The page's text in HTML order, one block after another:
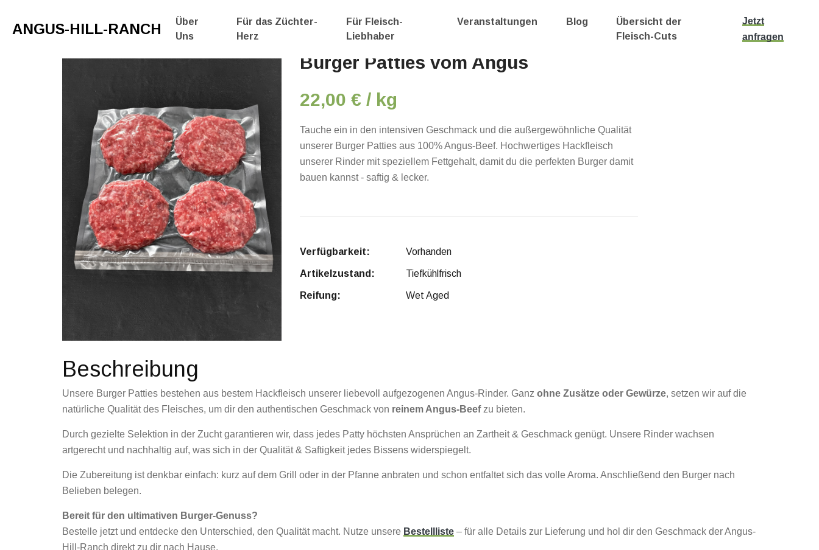
ANGUS-HILL-RANCH
Über
Uns
Für das Züchter-
Herz
Für Fleisch-
Liebhaber
Veranstaltungen Blog
Übersicht der
Fleisch-Cuts
Jetzt
anfragen
Burger Patties vom Angus
22,00 € / kg
Tauche ein in den intensiven Geschmack und die außergewöhnliche Qualität
unserer Burger Patties aus 100% Angus-Beef. Hochwertiges Hackfleisch
unserer Rinder mit speziellem Fettgehalt, damit du die perfekten Burger damit
bauen kannst - saftig & lecker.
Verfügbarkeit: Vorhanden
Artikelzustand: Tiefkühlfrisch
Reifung: Wet Aged
Beschreibung
Unsere Burger Patties bestehen aus bestem Hackfleisch unserer liebevoll aufgezogenen Angus-Rinder. Ganz ohne Zusätze oder Gewürze, setzen wir auf die
natürliche Qualität des Fleisches, um dir den authentischen Geschmack von reinem Angus-Beefzu bieten.
Durch gezielte Selektion in der Zucht garantieren wir, dass jedes Patty höchsten Ansprüchen an Zartheit & Geschmack genügt. Unsere Rinder wachsen
artgerecht und nachhaltig auf, was sich in der Qualität & Saftigkeit jedes Bissens widerspiegelt.
Die Zubereitung ist denkbar einfach: kurz auf dem Grill oder in der Pfanne anbraten und schon entfaltet sich das volle Aroma. Anschließend den Burger nach
Belieben belegen.
Bereit für den ultimativen Burger-Genuss?
Bestelle jetzt und entdecke den Unterschied, den Qualität macht. Nutze unsere Bestellliste – für alle Details zur Lieferung und hol dir den Geschmack der Angus-
Hill-Ranch direkt zu dir nach Hause.